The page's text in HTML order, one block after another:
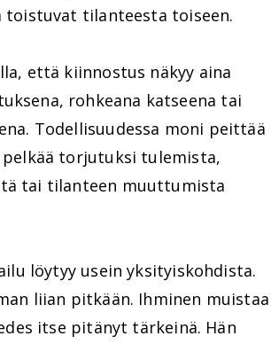
toistuvat tilanteesta toiseen.
että kiinnostus näkyy aina
rohkeana katseena tai
Todellisuudessa moni peittää
pelkää torjutuksi tulemista,
tai tilanteen muuttumista
löytyy usein yksityiskohdista.
liian pitkään. Ihminen muistaa
itse pitänyt tärkeinä. Hän